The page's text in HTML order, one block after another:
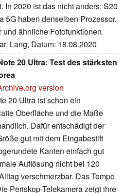
In 2020 ist das nicht anders: S20
5G haben denselben Prozessor,
ähnliche Fotofunktionen.
Lang, Datum: 18.08.2020
20 Ultra: Test des stärksten
version
20 Ultra ist schon ein
Oberfläche und die Maße
Dafür entschädigt der
gut mit dem Eingabestift
Kanten einfach gut
Auflösung nicht bei 120
verschmerzbar. Das Tempo
Periskop-Telekamera zeigt ihre